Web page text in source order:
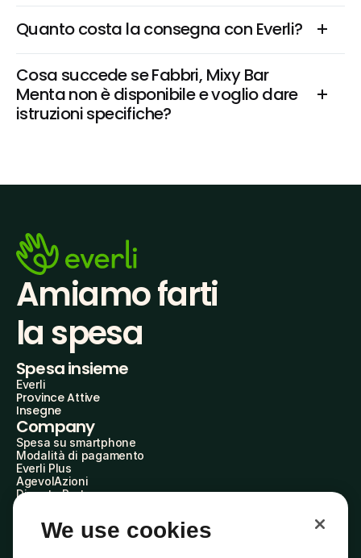
Quanto costa la consegna con Everli?
Cosa succede se Fabbri, Mixy Bar
Menta non è disponibile e voglio dare
istruzioni specifiche?
Amiamo farti
la spesa
Spesa insieme
Everli
Province Attive
Insegne
Company
Spesa su smartphone
Modalità di pagamento
Everli Plus
AgevolAzioni
Diventa Partner
Everli Shoppers
About Us
We use cookies